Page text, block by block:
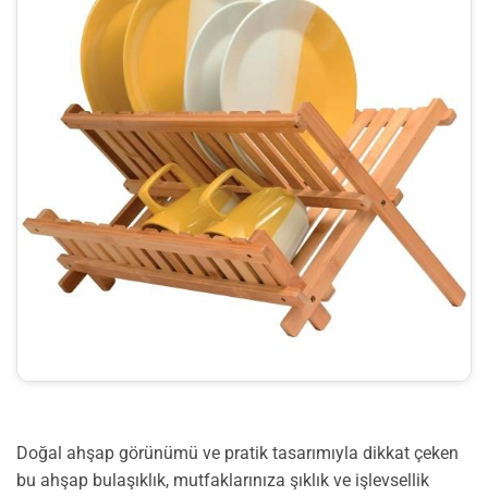
Doğal ahşap görünümü ve pratik tasarımıyla dikkat çeken
bu ahşap bulaşıklık, mutfaklarınıza şıklık ve işlevsellik